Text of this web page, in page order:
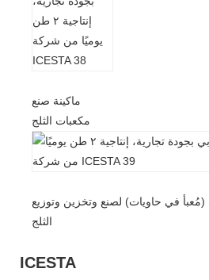
ماكينة صنع
مكعبات الثلج
(مُعبأ في حاويات) لصنع وتخزين وتوزيع
الثلج
ICESTA